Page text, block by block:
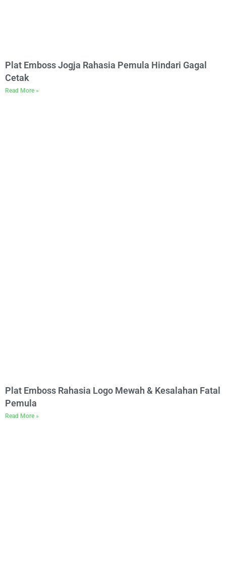
Plat Emboss Jogja Rahasia Pemula Hindari Gagal
Cetak
Read More »
Plat Emboss Rahasia Logo Mewah & Kesalahan Fatal
Pemula
Read More »